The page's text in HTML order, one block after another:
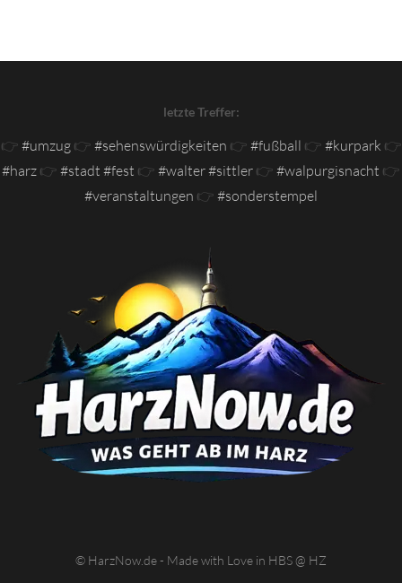
letzte Treffer:
👉 #umzug👉 #sehenswürdigkeiten 👉 #fußball 👉 #kurpark 👉
#harz 👉 #stadt #fest 👉 #walter #sittler 👉 #walpurgisnacht 👉
#veranstaltungen 👉 #sonderstempel
© HarzNow.de - Made with Love in HBS @ HZ